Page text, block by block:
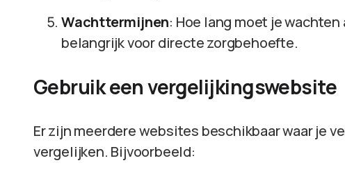
Wachttermijnen: Hoe lang moet je
belangrijk voor directe zorgbehoefte.
Gebruik een vergelijkingswebsite
Er zijn meerdere websites beschikbaar waar je
vergelijken. Bijvoorbeeld: